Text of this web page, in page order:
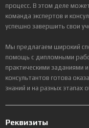
процесс. В этом деле
команда экспертов и
успешно завершить свои
Мы предлагаем широкий
помощь с дипломными
практическими
консультантов готова
знаний и на разных этапах
Реквизиты